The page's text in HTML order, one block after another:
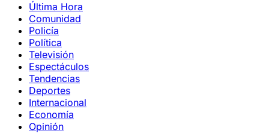
Última Hora
Comunidad
Policía
Política
Televisión
Espectáculos
Tendencias
Deportes
Internacional
Economía
Opinión